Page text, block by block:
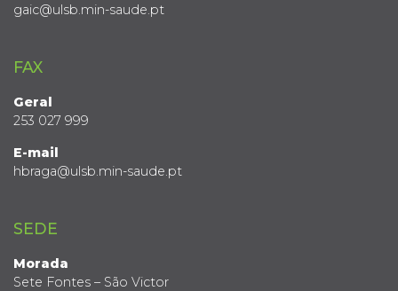
gaic@ulsb.min-saude.pt
FAX
Geral
253 027 999
E-mail
hbraga@ulsb.min-saude.pt
SEDE
Morada
Sete Fontes – São Victor